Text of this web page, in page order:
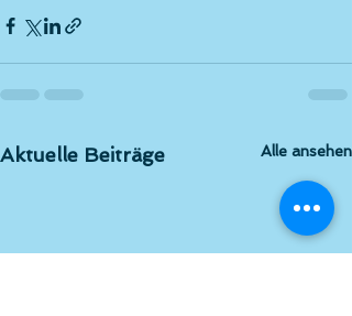
Aktuelle Beiträge Alle ansehen